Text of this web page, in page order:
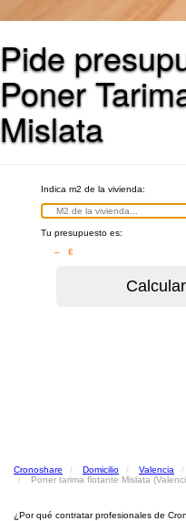
Pide
Poner
Mislata
Indica m2 de la vivienda:
Tu presupuesto es:
– €
Cronoshare Domicilio Valencia
Poner tarima flotante Mislata
¿Por qué contratar profesionales de